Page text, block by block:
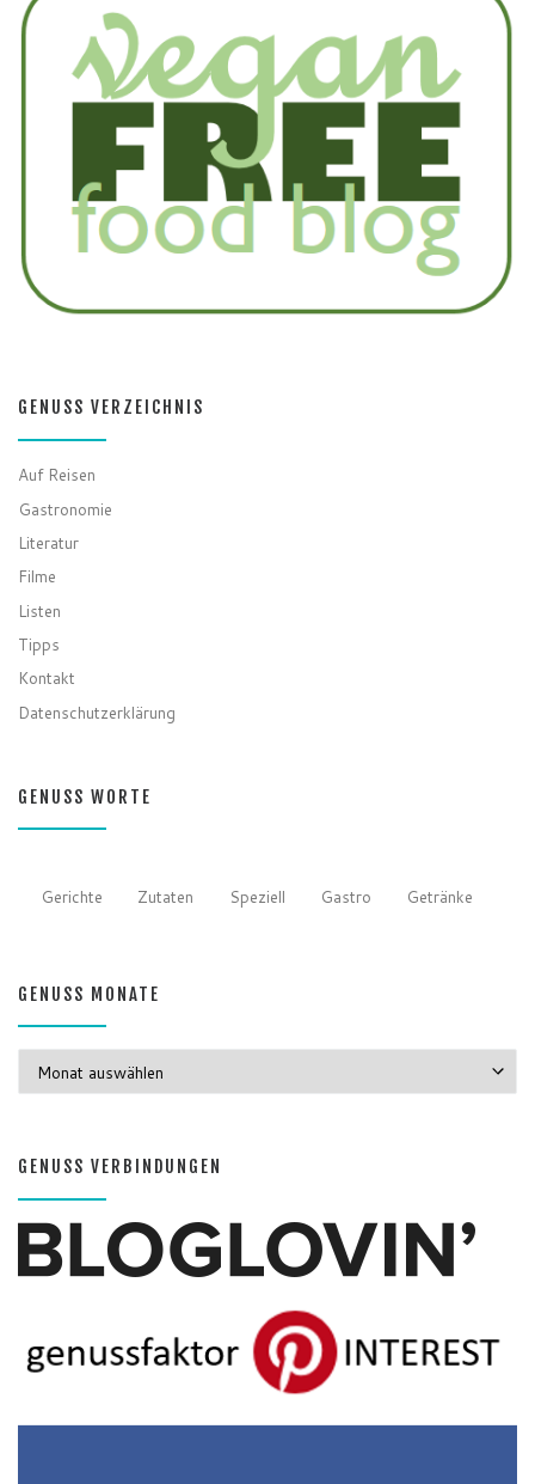
GENUSS VERZEICHNIS
Auf Reisen
Gastronomie
Literatur
Filme
Listen
Tipps
Kontakt
Datenschutzerklärung
GENUSS WORTE
Gerichte Zutaten Speziell Gastro Getränke
GENUSS MONATE
GENUSS VERBINDUNGEN